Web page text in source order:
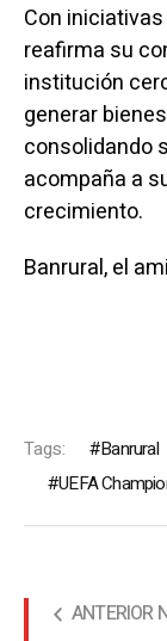
Con
reafirma su
institución
generar
consolidando
acompaña a
crecimiento.
Banrural, el
Tags: Banrural
UEFA
ANTERIOR